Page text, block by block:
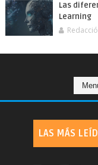
Las
Learning
LAS MÁS